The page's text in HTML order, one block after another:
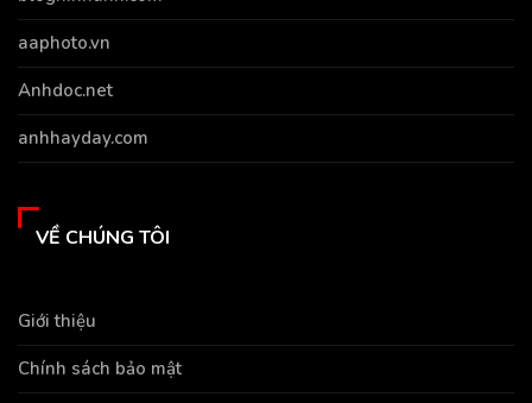
aaphoto.vn
Anhdoc.net
anhhayday.com
VỀ CHÚNG TÔI
Giới thiệu
Chính sách bảo mật